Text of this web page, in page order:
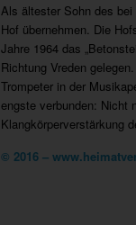
Als ältester Sohn des
Hof übernehmen. Die
Jahre 1964 das
Richtung Vreden
Trompeter in der
engste verbunden: Nicht
Klangkörperverstärkung
© 2016 –